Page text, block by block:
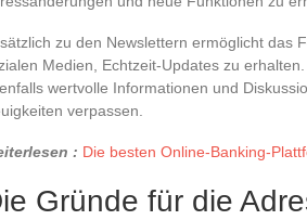
zu den Newslettern ermöglicht das
Medien, Echtzeit-Updates zu
wertvolle Informationen und
verpassen.
: Die besten Online-Banking-
Gründe für die